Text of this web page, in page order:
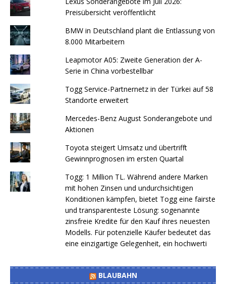
Preisübersicht veröffentlicht
BMW in Deutschland plant die Entlassung von
8.000 Mitarbeitern
Leapmotor A05: Zweite Generation der A-
Serie in China vorbestellbar
Togg Service-Partnernetz in der Türkei auf 58
Standorte erweitert
Mercedes-Benz August Sonderangebote und
Aktionen
Toyota steigert Umsatz und übertrifft
Gewinnprognosen im ersten Quartal
Togg: 1 Million TL. Während andere Marken
mit hohen Zinsen und undurchsichtigen
Konditionen kämpfen, bietet Togg eine fairste
und transparenteste Lösung: sogenannte
zinsfreie Kredite für den Kauf ihres neuesten
Modells. Für potenzielle Käufer bedeutet das
eine einzigartige Gelegenheit, ein hochwerti
BLAUBAHN